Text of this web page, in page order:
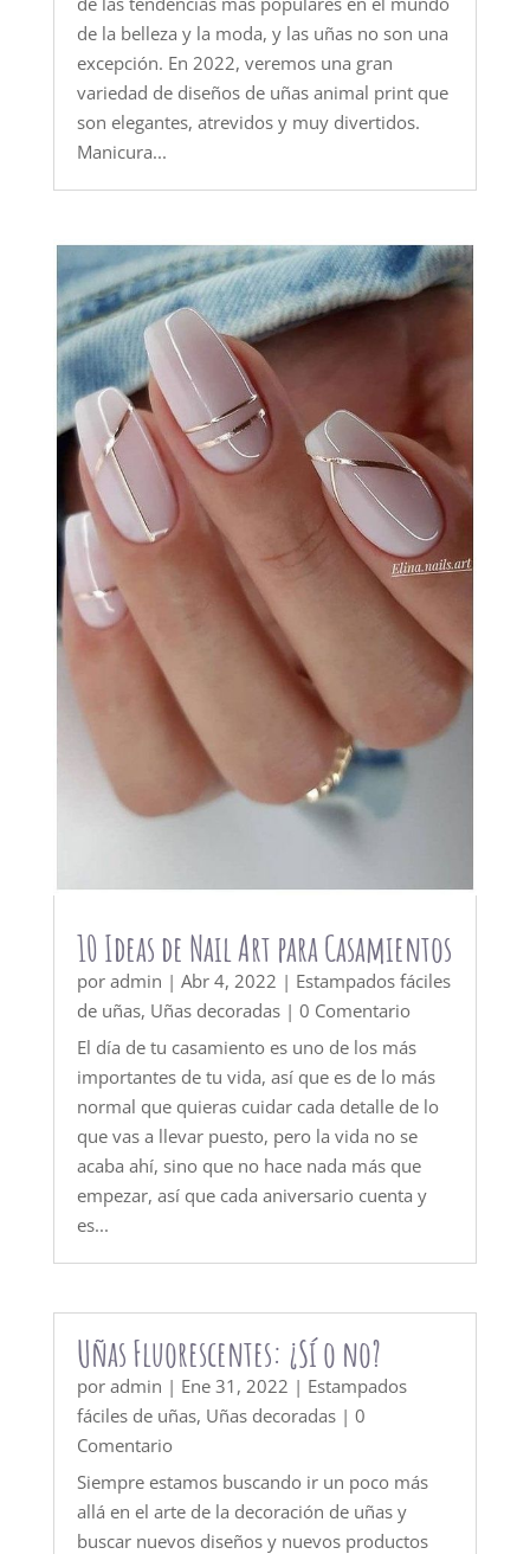
de la belleza y la moda, y las uñas no son una
excepción. En 2022, veremos una gran
variedad de diseños de uñas animal print que
son elegantes, atrevidos y muy divertidos.
Manicura...
10 Ideas de Nail Art para Casamientos
por admin | Abr 4, 2022 | Estampados fáciles
de uñas, Uñas decoradas| 0 Comentario
El día de tu casamiento es uno de los más
importantes de tu vida, así que es de lo más
normal que quieras cuidar cada detalle de lo
que vas a llevar puesto, pero la vida no se
acaba ahí, sino que no hace nada más que
empezar, así que cada aniversario cuenta y
es...
Uñas Fluorescentes: ¿Sí o no?
por admin | Ene 31, 2022 | Estampados
fáciles de uñas, Uñas decoradas| 0
Comentario
Siempre estamos buscando ir un poco más
allá en el arte de la decoración de uñas y
buscar nuevos diseños y nuevos productos